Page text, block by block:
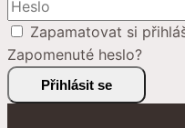
Zapamatovat si
Zapomenuté heslo?
Přihlásit se